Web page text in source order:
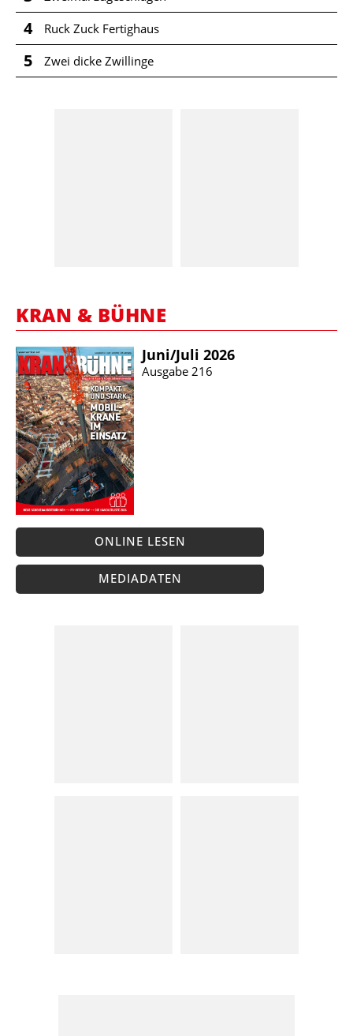
4 Ruck Zuck Fertighaus
5 Zwei dicke Zwillinge
KRAN & BÜHNE
Juni/​Juli 2026
Ausgabe 216
ONLINE LESEN
MEDIADATEN